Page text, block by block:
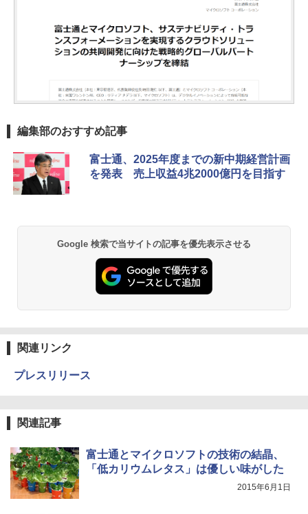
編集部のおすすめ記事
富士通、2025年度までの新中期経営計画
を発表 売上収益4兆2000億円を目指す
Google 検索で当サイトの記事を優先表示させる
関連リンク
プレスリリース
関連記事
富士通とマイクロソフトの技術の結晶、
「低カリウムレタス」は優しい味がした
2015年6月1日